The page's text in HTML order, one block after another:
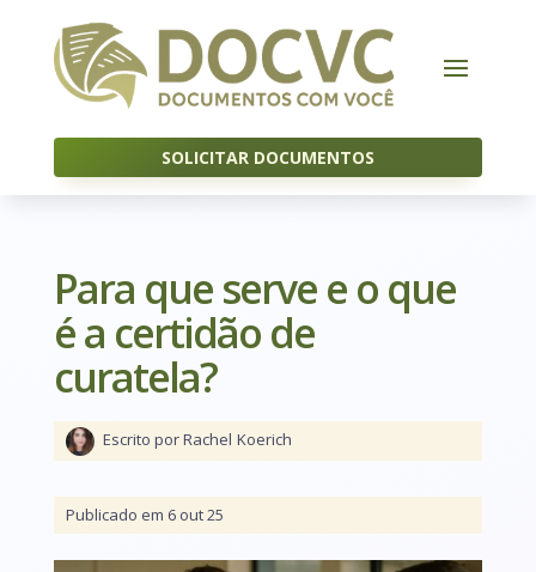
SOLICITAR DOCUMENTOS
Para que serve e o que
é a certidão de
curatela?
Escrito por Rachel Koerich
Publicado em 6 out 25